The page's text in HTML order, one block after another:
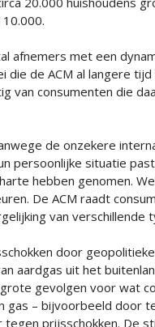
afnemers met een
de ACM al langere
van consumenten die
de onzekere
persoonlijke situatie
hebben genomen.
De ACM raadt
van verschillende
door
aardgas uit het
gevolgen voor wat
gas – bijvoorbeeld door
prijsschokken. De